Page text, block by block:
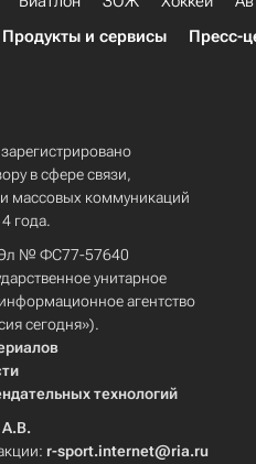
Продукты и сервисы Пресс-
в сфере связи,
массовых коммуникаций
года.
Эл № ФС77-57640
унитарное
агентство
сегодня»).
технологий
А.В.
r-sport.internet@ria.ru